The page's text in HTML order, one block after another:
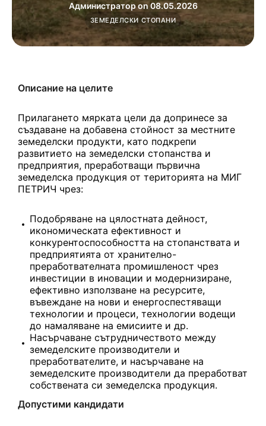
Администраторon 08.05.2026
ЗЕМЕДЕЛСКИ СТОПАНИ
Описание на целите
Прилагането мярката цели да допринесе за
създаване на добавена стойност за местните
земеделски продукти, като подкрепи
развитието на земеделски стопанства и
предприятия, преработващи първична
земеделска продукция от територията на МИГ
ПЕТРИЧ чрез:
Подобряване на цялостната дейност,
икономическата ефективност и
конкурентоспособността на стопанствата и
предприятията от хранително-
преработвателната промишленост чрез
инвестиции в иновации и модернизиране,
ефективно използване на ресурсите,
въвеждане на нови и енергоспестяващи
технологии и процеси, технологии водещи
до намаляване на емисиите и др.
Насърчаване сътрудничеството между
земеделските производители и
преработвателите, и насърчаване на
земеделските производители да преработват
собствената си земеделска продукция.
Допустими кандидати